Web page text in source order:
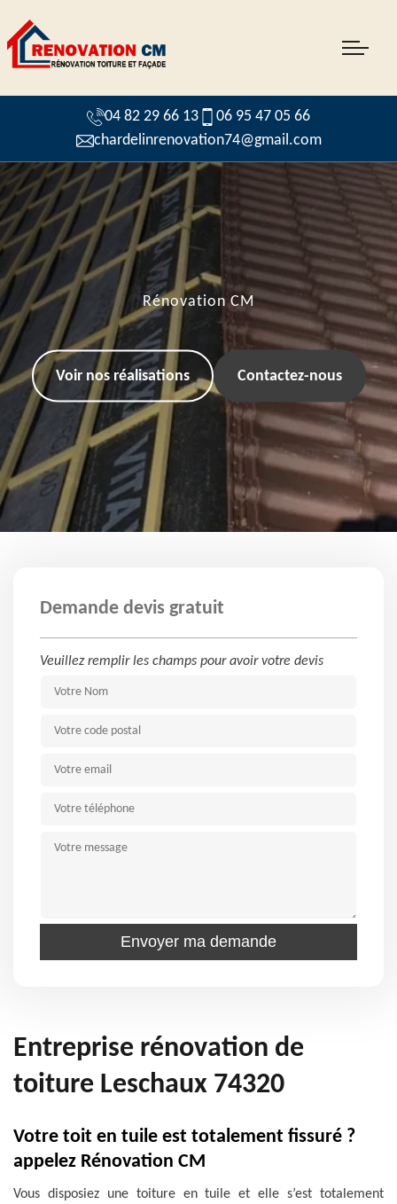
04 82 29 66 13
06 95 47 05 66
chardelinrenovation74@gmail.com
Rénovation CM
Voir nos réalisations Contactez-nous
Demande devis gratuit
Veuillez remplir les champs pour avoir votre devis
Entreprise rénovation de
toiture Leschaux 74320
Votre toit en tuile est totalement fissuré ?
appelez Rénovation CM
Vous disposiez une toiture en tuile et elle s’est totalement